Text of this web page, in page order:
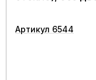
Артикул 6544